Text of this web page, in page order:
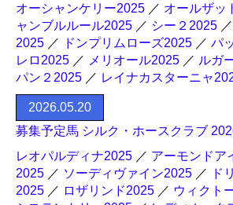
オーシャンケリー2025 ／ オールザッ
ャンブルルール2025 ／ シー２2025 ／
2025 ／ ドンプリムローズ2025 ／ パ
レロ2025 ／ メリオール2025 ／ ルガ
パン２2025 ／ レイナカスターニャ
2026.05.20
募集予定馬 シルク・ホースクラブ
レオパルディナ2025 ／ アーモンドア
2025 ／ ソーディヴァイン2025 ／
ド
2025 ／ ロザリンド2025 ／ ウィクト